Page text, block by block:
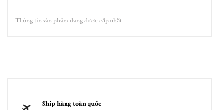
Thông tin sản phẩm đang được cập nhật
Ship hàng toàn quốc